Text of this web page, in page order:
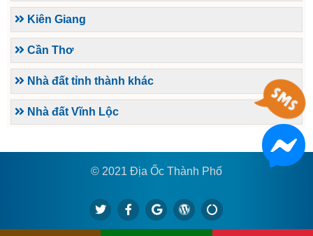
Kiên Giang
Cần Thơ
Nhà đất tỉnh thành khác
Nhà đất Vĩnh Lộc
© 2021 Địa Ốc Thành Phố